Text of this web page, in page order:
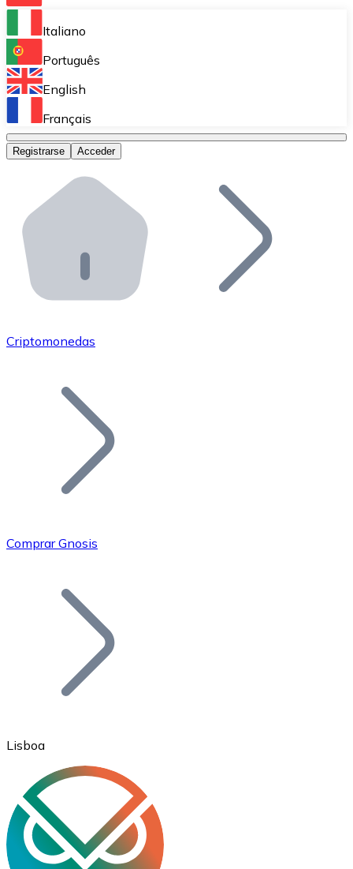
Bitnovo Ramp
Integra nuestra solución en tu plataforma.
Bitnovo Giftcards
Bitnovo OTC
Bitnovo ATM
Integra un ATM Bitnovo en tu negocio y permite que
Bitnovo API
Integra nuestra API en tu ecosistema.
Únete a nuestra red de distribuidores.
Añade tu proyecto a nuestro ecosistema.
Bitcoin
Ethereum
ETH
Italiano
Português
English
Français
Registrarse Acceder
Criptomonedas
Comprar Gnosis
Lisboa